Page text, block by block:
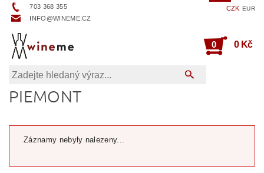
703 368 355
INFO@WINEME.CZ
CZK EUR
0 0 Kč
PIEMONT
Záznamy nebyly nalezeny...